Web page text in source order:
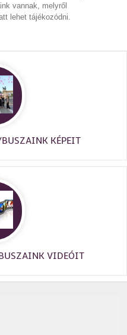
vannak, melyről
lehet tájékozódni.
KÉPEIT
VIDEÓIT